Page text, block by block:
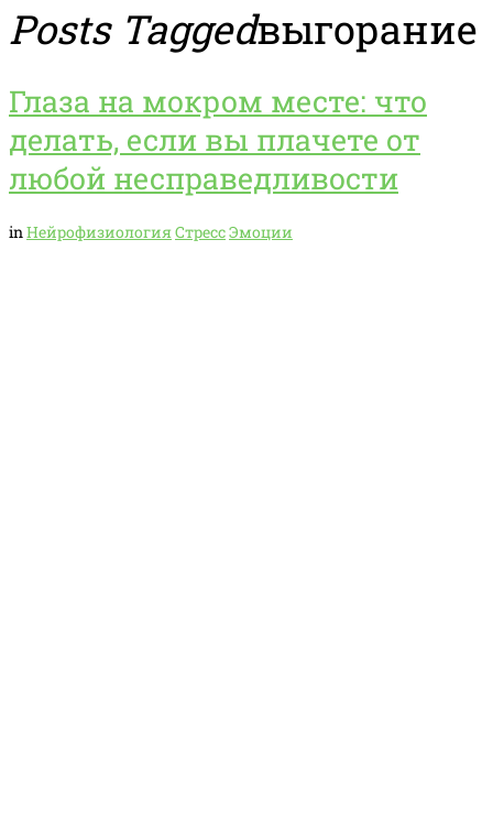
Posts Taggedвыгорание
Глаза на мокром месте: что
делать, если вы плачете от
любой несправедливости
inНейрофизиологияСтрессЭмоции